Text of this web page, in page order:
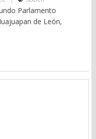
Parlamento
de León,